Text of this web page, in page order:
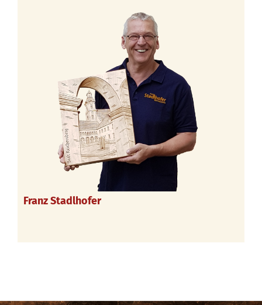
Franz Stadlhofer